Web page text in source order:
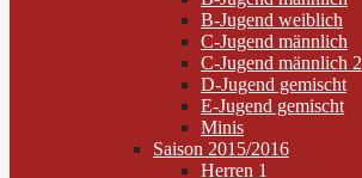
B-Jugend weiblich
C-Jugend männlich
C-Jugend männlich 2
D-Jugend gemischt
E-Jugend gemischt
Minis
Saison 2015/2016
Herren 1